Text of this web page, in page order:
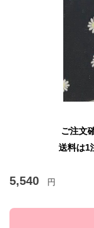
ご注文
送料は1
5,540 円